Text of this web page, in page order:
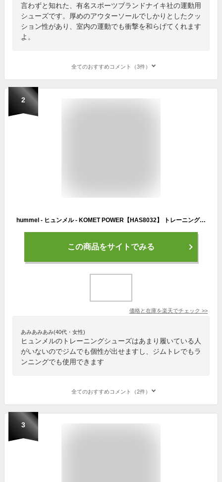
言わずと知れた、有名スポーツブランドナイキ社の運動用
シューズです。厚めのアウターソールでしかりとしたクッ
ション性があり、室内の運動でも衝撃を和らげてくれます
よ。
全てのおすすめコメント（3件）
2
hummel - ヒュンメル - KOMET POWER【HAS8032】 トレーニングシューズ
この商品をサイトでみる
価格と在庫を楽天でチェック >>
あみあみあみ(40代・女性)
ヒュンメルのトレーニングシューズはあまり履いている人
がいないのでジムでも個性が出せますし、ジムトレでもラ
ンニングでも使用できます
全てのおすすめコメント（2件）
3